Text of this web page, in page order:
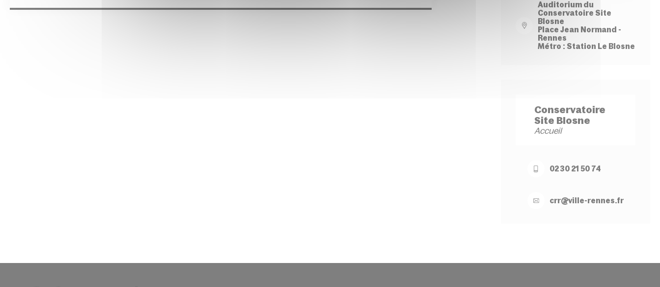
Auditorium du
Conservatoire Site
Blosne
Place Jean Normand -
Rennes
Métro : Station Le Blosne
Conservatoire
Site Blosne
Accueil
02 30 21 50 74
crr@ville-rennes.fr